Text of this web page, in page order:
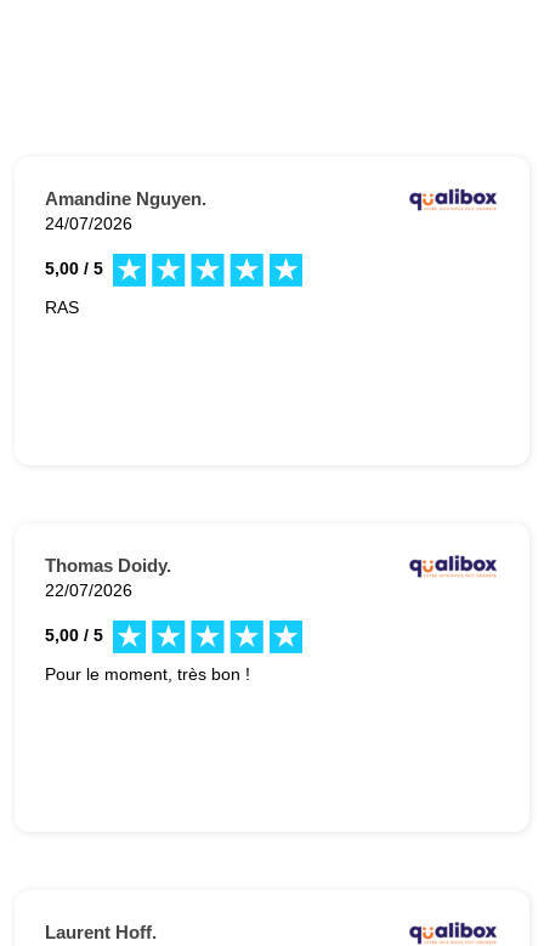
Amandine Nguyen.
24/07/2026
5,00 / 5
RAS
Thomas Doidy.
22/07/2026
5,00 / 5
Pour le moment, très bon !
Laurent Hoff.